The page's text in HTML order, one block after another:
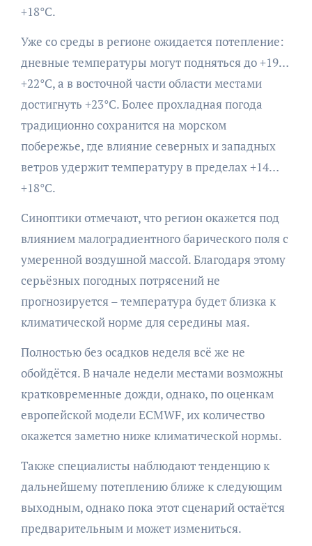
+18°C.
Уже со среды в регионе ожидается потепление:
дневные температуры могут подняться до +19…
+22°C, а в восточной части области местами
достигнуть +23°C. Более прохладная погода
традиционно сохранится на морском
побережье, где влияние северных и западных
ветров удержит температуру в пределах +14…
+18°C.
Синоптики отмечают, что регион окажется под
влиянием малоградиентного барического поля с
умеренной воздушной массой. Благодаря этому
серьёзных погодных потрясений не
прогнозируется – температура будет близка к
климатической норме для середины мая.
Полностью без осадков неделя всё же не
обойдётся. В начале недели местами возможны
кратковременные дожди, однако, по оценкам
европейской модели ECMWF, их количество
окажется заметно ниже климатической нормы.
Также специалисты наблюдают тенденцию к
дальнейшему потеплению ближе к следующим
выходным, однако пока этот сценарий остаётся
предварительным и может измениться.